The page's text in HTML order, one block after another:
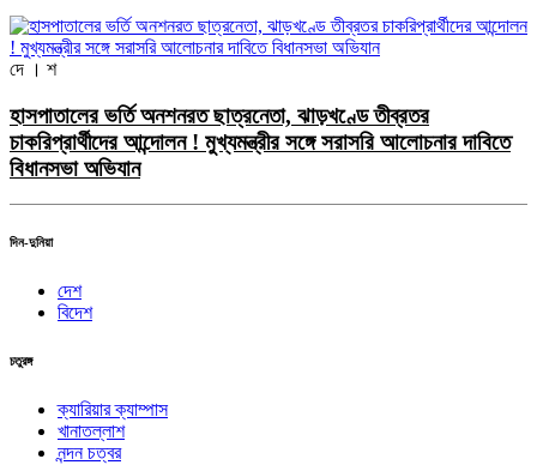
দে । শ
হাসপাতালের ভর্তি অনশনরত ছাত্রনেতা, ঝাড়খণ্ডে তীব্রতর
চাকরিপ্রার্থীদের আন্দোলন ! মুখ্যমন্ত্রীর সঙ্গে সরাসরি আলোচনার দাবিতে
বিধানসভা অভিযান
দিন-দুনিয়া
দেশ
বিদেশ
চতুরঙ্গ
ক্যারিয়ার ক্যাম্পাস
খানাতল্লাশ
নন্দন চত্বর